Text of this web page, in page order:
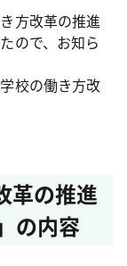
方改革の推進
ので、お知ら
校の働き方改
革の推進
の内容